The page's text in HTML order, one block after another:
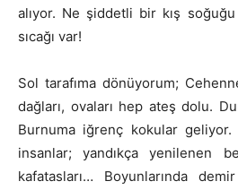
alıyor. Ne şiddetli bir kış
sıcağı var!
Sol tarafıma dönüyorum;
dağları, ovaları hep ateş dolu.
Burnuma iğrenç kokular geliyor.
insanlar; yandıkça yenilenen
kafatasları… Boyunlarında